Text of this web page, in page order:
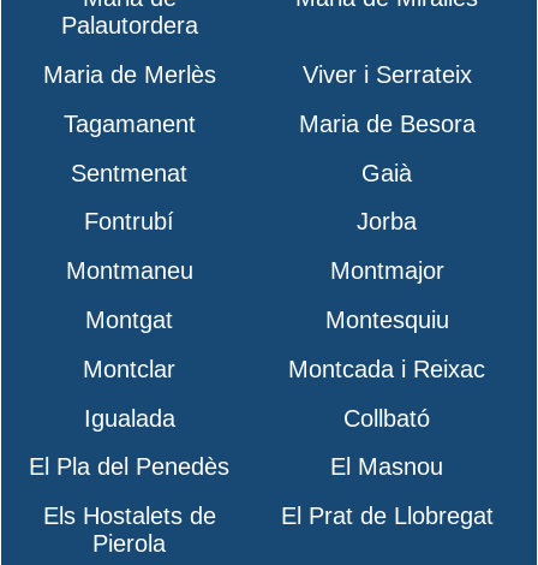
Palautordera
Maria de Merlès
Viver i Serrateix
Tagamanent
Maria de Besora
Sentmenat
Gaià
Fontrubí
Jorba
Montmaneu
Montmajor
Montgat
Montesquiu
Montclar
Montcada i Reixac
Igualada
Collbató
El Pla del Penedès
El Masnou
Els Hostalets de
Pierola
El Prat de Llobregat